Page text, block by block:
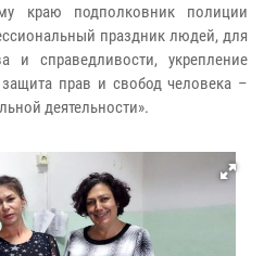
краю подполковник полиции
праздник людей, для
и справедливости, укрепление
прав и свобод человека –
деятельности».